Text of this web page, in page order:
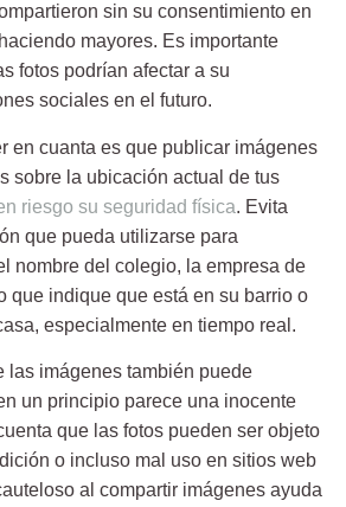
sin su consentimiento en
mayores. Es importante
fotos podrían afectar a su
sociales en el futuro.
en cuanta es que publicar imágenes
sobre la ubicación actual de tus
riesgo su seguridad física. Evita
que pueda utilizarse para
nombre del colegio, la empresa de
que indique que está en su barrio o
especialmente en tiempo real.
las imágenes también puede
un principio parece una inocente
que las fotos pueden ser objeto
o incluso mal uso en sitios web
al compartir imágenes ayuda